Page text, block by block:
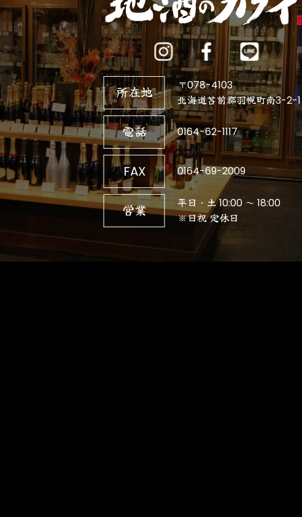
所在地
〒078-4103
北海道苫前郡羽幌町南3-2-1
電話 0164-62-1117
FAX 0164-69-2009
営業
平日・土 10:00 ～ 18:00
※日祝 定休日